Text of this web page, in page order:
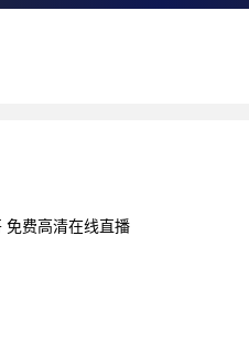
免费高清在线直播